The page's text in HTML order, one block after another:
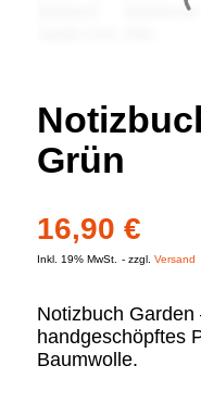
Grün
16,90 €
Inkl. 19% MwSt. zzgl. Versand
Notizbuch
handgeschöpftes
Baumwolle.